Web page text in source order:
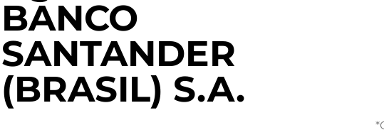
BANCO
SANTANDER
(BRASIL) S.A.